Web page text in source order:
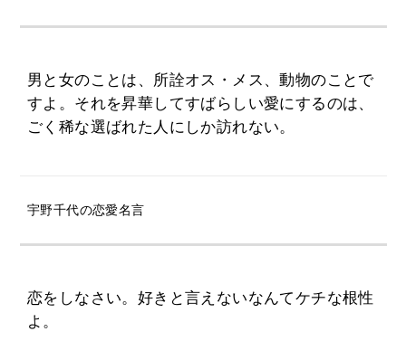
男と女のことは、所詮オス・メス、動物のことで
すよ。それを昇華してすばらしい愛にするのは、
ごく稀な選ばれた人にしか訪れない。
宇野千代の恋愛名言
恋をしなさい。好きと言えないなんてケチな根性
よ。